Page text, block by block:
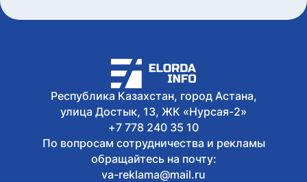
8 августа, 2026
8 августа, 2026
Второй день Comic Con Astana 2026
собрал порядка 18 тысяч гостей
Республика Казахстан, город Астана,
улица Достык, 13, ЖК «Нурсая-2»
+7 778 240 35 10
По вопросам сотрудничества и рекламы
обращайтесь на почту:
va-reklama@mail.ru